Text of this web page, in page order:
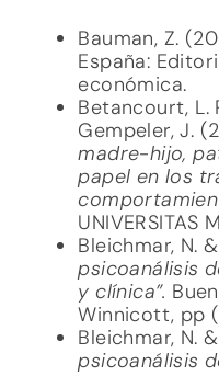
Bauman, Z.
España:
económica.
Betancourt, L.
Gempeler, J.
madre-hijo,
papel en los
UNIVERSITAS
Bleichmar, N.
psicoanálisis
y clínica”.
Winnicott, pp
Bleichmar, N.
psicoanálisis